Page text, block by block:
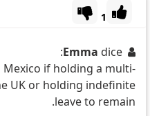
1
Emma dice:
if holding a multi-
UK or holding indefinite
leave to remain.